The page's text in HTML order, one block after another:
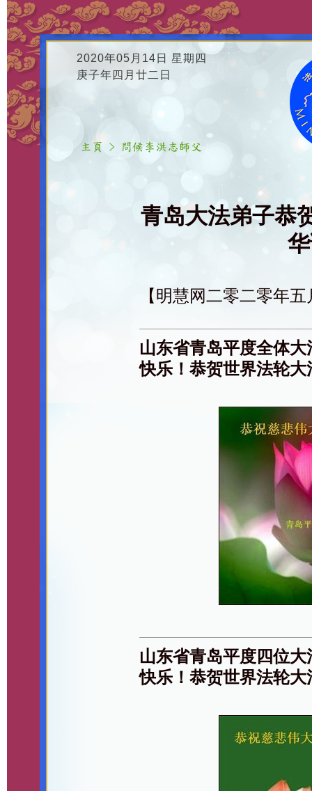
2020年05月14日 星期四
庚子年四月廿二日
青岛大法弟子恭
【明慧网二零二零年
山东省青岛平度全体
快乐！恭贺世界法轮大
山东省青岛平度四位
快乐！恭贺世界法轮大